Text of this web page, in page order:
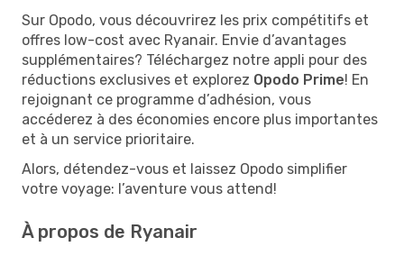
Sur Opodo, vous découvrirez les prix compétitifs et
offres low-cost avec Ryanair. Envie d’avantages
supplémentaires? Téléchargez notre appli pour des
réductions exclusives et explorez Opodo Prime! En
rejoignant ce programme d’adhésion, vous
accéderez à des économies encore plus importantes
et à un service prioritaire.
Alors, détendez-vous et laissez Opodo simplifier
votre voyage: l’aventure vous attend!
À propos de Ryanair